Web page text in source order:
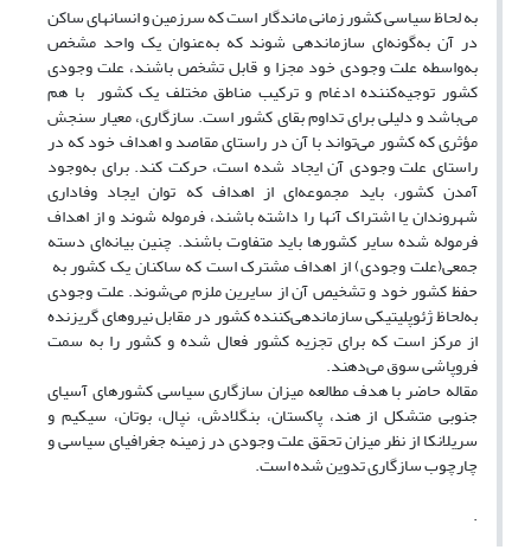
به لحاظ سیاسی کشور زمانی ماندگار است که سرزمین و انسانهای ساکن
در آن به‌گونه‌ای سازماندهی شوند که به‌عنوان یک واحد مشخص
به‌واسطه علت وجودی خود مجزا و قابل تشخص باشند، علت وجودی
کشور توجیه‌کننده ادغام و ترکیب مناطق مختلف یک کشور با هم
می‌باشد و دلیلی برای تداوم بقای کشور است. سازگاری، معیار سنجش
مؤثری که کشور می‌تواند با آن در راستای مقاصد و اهداف خود که در
راستای علت وجودی آن ایجاد شده است، حرکت کند. برای به‌وجود
آمدن کشور، باید مجموعه‌ای از اهداف که توان ایجاد وفاداری
شهروندان یا اشتراک آنها را داشته باشند، فرموله شوند و از اهداف
فرموله شده سایر کشورها باید متفاوت باشند. چنین بیانه‌ای دسته
جمعی(علت وجودی) از اهداف مشترک است که ساکنان یک کشور به
حفظ کشور خود و تشخیص آن از سایرین ملزم می‌شوند. علت وجودی
به‌لحاظ ژئوپلیتیکی سازماندهی‌کننده کشور در مقابل نیروهای گریزنده
از مرکز است که برای تجزیه کشور فعال شده و کشور را به سمت
فروپاشی سوق می‌دهند.
مقاله حاضر با هدف مطالعه میزان سازگاری سیاسی کشورهای آسیای
جنوبی متشکل از هند، پاکستان، بنگلادش، نپال، بوتان، سیکیم و
سریلانکا از نظر میزان تحقق علت وجودی در زمینه جغرافیای سیاسی و
چارچوب سازگاری تدوین شده است.
.